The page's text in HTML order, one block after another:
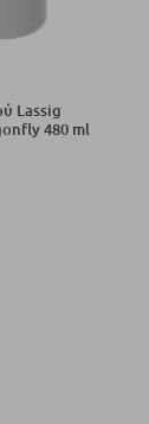
Lassig
480 ml